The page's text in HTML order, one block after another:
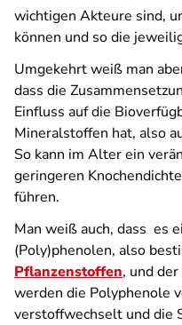
wichtigen Akteure sind,
können und so die
Umgekehrt weiß man
dass die
Einfluss auf die
Mineralstoffen hat, also
So kann im Alter ein
geringeren
führen.
Man weiß auch, dass es
(Poly)phenolen, also
Pflanzenstoffen, und
werden die Polyphenole
verstoffwechselt und die